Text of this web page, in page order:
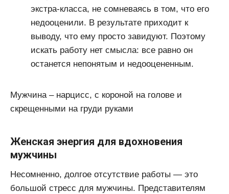
экстра-класса, не сомневаясь в том, что его
недооценили. В результате приходит к
выводу, что ему просто завидуют. Поэтому
искать работу нет смысла: все равно он
останется непонятым и недооцененным.
Мужчина – нарцисс, с короной на голове и
скрещенными на груди руками
Женская энергия для вдохновения
мужчины
Несомненно, долгое отсутствие работы — это
большой стресс для мужчины. Представителям